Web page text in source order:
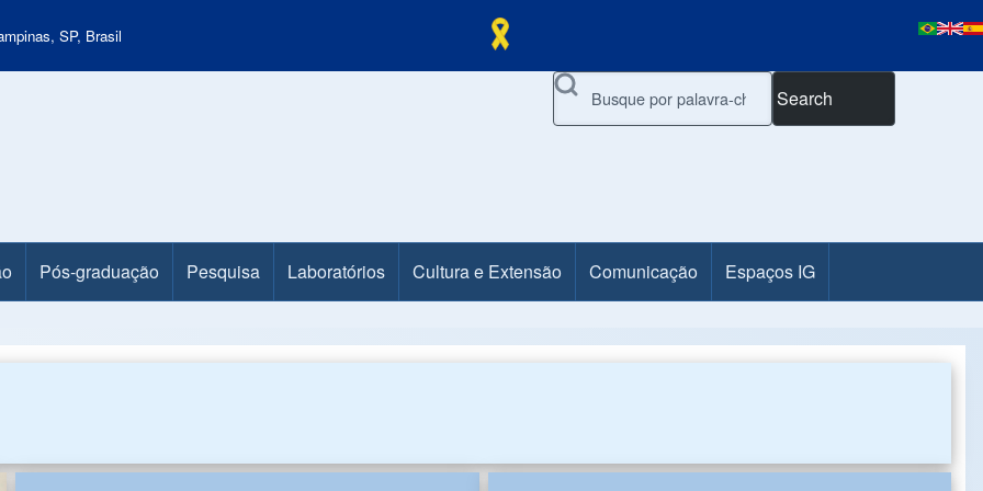
SP, Brasil
Search
Pós-graduação Pesquisa Laboratórios Cultura e Extensão Comunicação Espaços IG